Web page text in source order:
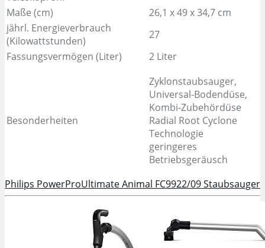
Maße (cm)
26,1 x 49 x 34,7 cm
jährl. Energieverbrauch
(Kilowattstunden)
27
Fassungsvermögen (Liter)
2 Liter
Besonderheiten
Zyklonstaubsauger,
Universal-Bodendüse,
Kombi-Zubehördüse
Radial Root Cyclone
Technologie
geringeres
Betriebsgeräusch
Philips PowerProUltimate Animal FC9922/09 Staubsauger